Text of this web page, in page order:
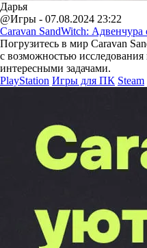
Дарья
@Игры - 07.08.2024 23:22
Caravan SandWitch:
Погрузитесь в мир Caravan
с возможностью
интересными задачами.
PlayStation Игры для ПК Steam